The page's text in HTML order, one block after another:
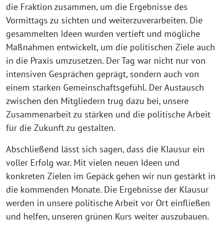
die Fraktion zusammen, um die Ergebnisse des
Vormittags zu sichten und weiterzuverarbeiten. Die
gesammelten Ideen wurden vertieft und mögliche
Maßnahmen entwickelt, um die politischen Ziele auch
in die Praxis umzusetzen. Der Tag war nicht nur von
intensiven Gesprächen geprägt, sondern auch von
einem starken Gemeinschaftsgefühl. Der Austausch
zwischen den Mitgliedern trug dazu bei, unsere
Zusammenarbeit zu stärken und die politische Arbeit
für die Zukunft zu gestalten.
Abschließend lässt sich sagen, dass die Klausur ein
voller Erfolg war. Mit vielen neuen Ideen und
konkreten Zielen im Gepäck gehen wir nun gestärkt in
die kommenden Monate. Die Ergebnisse der Klausur
werden in unsere politische Arbeit vor Ort einfließen
und helfen, unseren grünen Kurs weiter auszubauen.